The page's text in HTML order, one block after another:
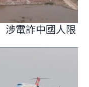
電詐中國人限